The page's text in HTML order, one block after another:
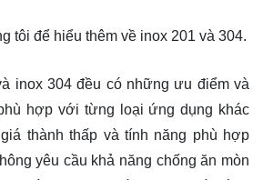
tôi để hiểu thêm về inox 201 và 304.
inox 304 đều có những ưu điểm và
hợp với từng loại ứng dụng khác
thành thấp và tính năng phù hợp
yêu cầu khả năng chống ăn mòn